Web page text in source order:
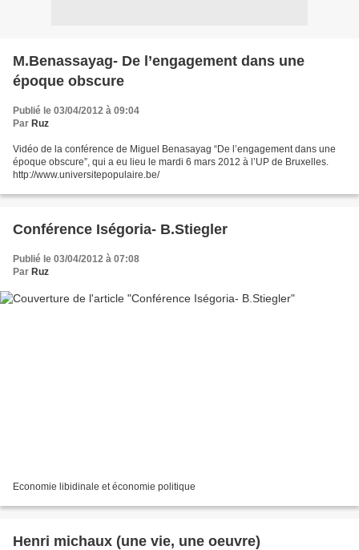
M.Benassayag- De l’engagement dans une
époque obscure
Publié le 03/04/2012 à 09:04
Par Ruz
Vidéo de la conférence de Miguel Benasayag “De l’engagement dans une
époque obscure”, qui a eu lieu le mardi 6 mars 2012 à l’UP de Bruxelles.
http://www.universitepopulaire.be/
Conférence Iségoria- B.Stiegler
Publié le 03/04/2012 à 07:08
Par Ruz
Economie libidinale et économie politique
Henri michaux (une vie, une oeuvre)